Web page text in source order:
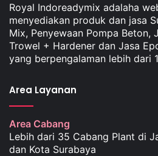
Royal Indoreadymix adalaha
menyediakan produk dan jasa
Mix, Penyewaan Pompa Beton,
Trowel + Hardener dan Jasa
yang berpengalaman lebih dari
Area Layanan
Area Cabang
Lebih dari 35 Cabang Plant di
dan Kota Surabaya